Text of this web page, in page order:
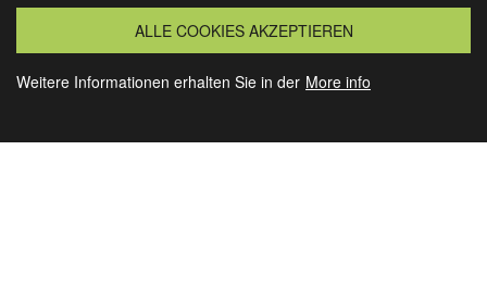
MORSBACH GRANSEE
ALLE COOKIES AKZEPTIEREN
Weitere Informationen erhalten Sie in der More info